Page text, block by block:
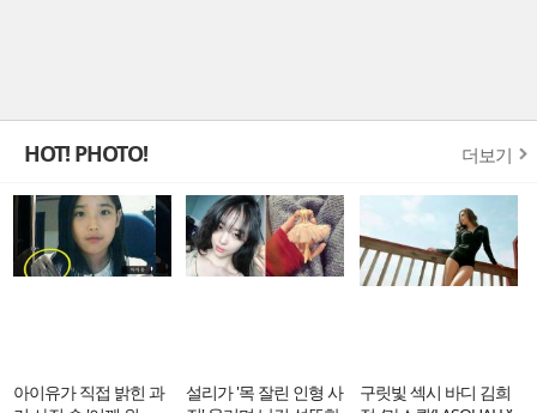
HOT! PHOTO! 더보기
아이유가 직접 밝힌 과
설리가 '목 잘린 인형 사
구릿빛 섹시 바디 김희